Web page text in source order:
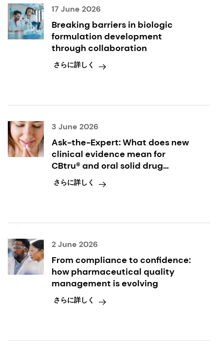
17 June 2026
Breaking barriers in biologic
formulation development
through collaboration
さらに詳しく
3 June 2026
Ask-the-Expert: What does new
clinical evidence mean for
CBtru® and oral solid drug
delivery?
さらに詳しく
2 June 2026
From compliance to confidence:
how pharmaceutical quality
management is evolving
さらに詳しく